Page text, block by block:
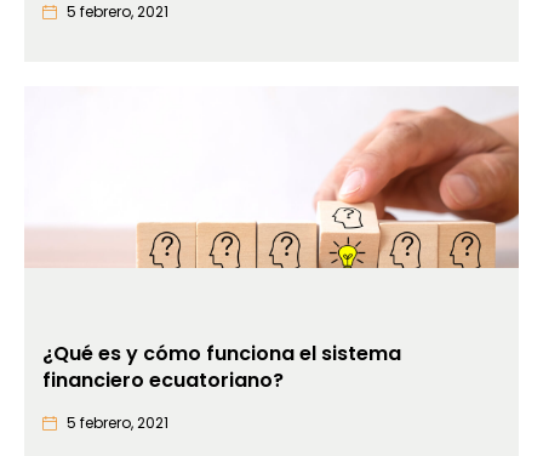
5 febrero, 2021
¿Qué es y cómo funciona el sistema
financiero ecuatoriano?
5 febrero, 2021